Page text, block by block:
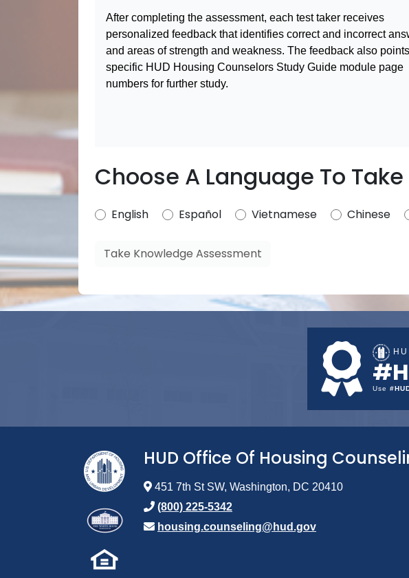
After completing the assessment, each test taker receives
personalized feedback that identifies correct and incorrect
and areas of strength and weakness. The feedback also
specific HUD Housing Counselors Study Guide module page
numbers for further study.
Choose A Language To
English Español Vietnamese Chinese
Take Knowledge Assessment
Use
HUD Office Of Housing
451 7th St SW, Washington, DC 20410
(800) 225-5342
housing.counseling@hud.gov